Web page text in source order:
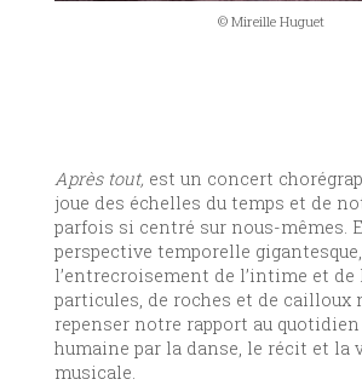
© Mireille Huguet
Après tout, est un concert
joue des échelles du temps et de
parfois si centré sur nous-mêmes.
perspective temporelle gigantesque,
l’entrecroisement de l’intime et de
particules, de roches et de cailloux
repenser notre rapport au quotidien
humaine par la danse, le récit et la
musicale.